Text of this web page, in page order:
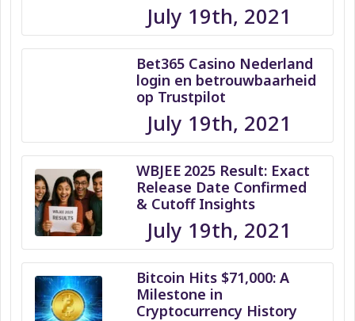
July 19th, 2021
Bet365 Casino Nederland
login en betrouwbaarheid
op Trustpilot
July 19th, 2021
WBJEE 2025 Result: Exact
Release Date Confirmed
& Cutoff Insights
July 19th, 2021
Bitcoin Hits $71,000: A
Milestone in
Cryptocurrency History